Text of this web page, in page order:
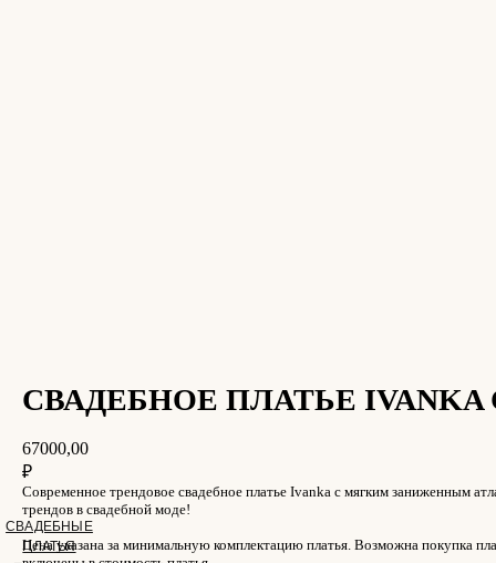
СВАДЕБНЫЕ
ПЛАТЬЯ
СВАДЕБНОЕ ПЛАТЬЕ
67000,00
₽
Cовременное трендовое свадебное платье Ivanka с мягким заниженным
трендов в свадебной моде!
Цена указана за минимальную комплектацию платья. Возможна покупка